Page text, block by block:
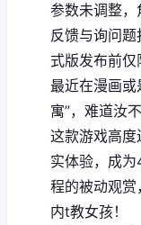
参数未调整
反馈与询问
式版发布前仅
最近在漫画或
寓”，难道汝
这款游戏高
实体验，成
程的被动观赏
内t教女孩！